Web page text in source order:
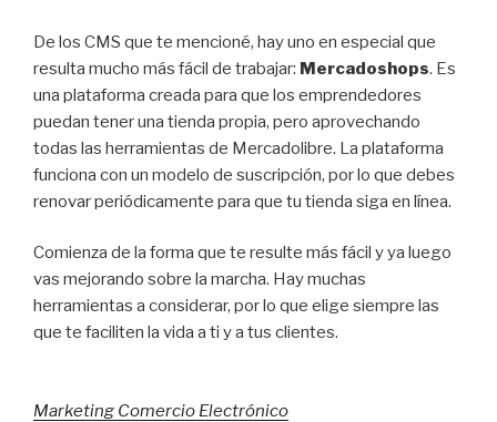
De los CMS que te mencioné, hay uno en especial que
resulta mucho más fácil de trabajar: Mercadoshops. Es
una plataforma creada para que los emprendedores
puedan tener una tienda propia, pero aprovechando
todas las herramientas de Mercadolibre. La plataforma
funciona con un modelo de suscripción, por lo que debes
renovar periódicamente para que tu tienda siga en línea.
Comienza de la forma que te resulte más fácil y ya luego
vas mejorando sobre la marcha. Hay muchas
herramientas a considerar, por lo que elige siempre las
que te faciliten la vida a ti y a tus clientes.
Marketing Comercio Electrónico